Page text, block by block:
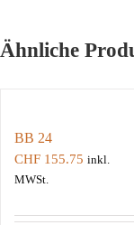
Ähnliche
BB 24
CHF155.75 inkl.
MWSt.